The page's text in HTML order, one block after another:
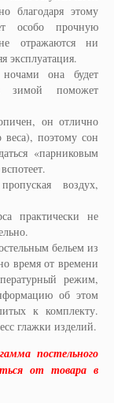
благодаря этому
особо прочную
отражаются ни
эксплуатация.
она будет
зимой поможет
он отлично
веса), поэтому сон
«парниковым
воздух,
практически не
бельем из
время от времени
режим,
об этом
к комплекту.
глажки изделий.
постельного
от товара в